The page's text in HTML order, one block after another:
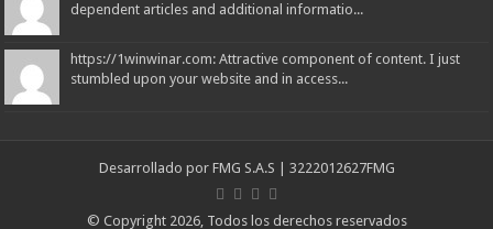
dependent articles and additional informatio...
https://1winwinar.com: Attractive component of content. I just
stumbled upon your website and in access...
Desarrollado por FMG S.A.S | 3222012627FMG
© Copyright 2026, Todos los derechos reservados